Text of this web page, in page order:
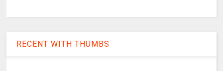
RECENT WITH THUMBS